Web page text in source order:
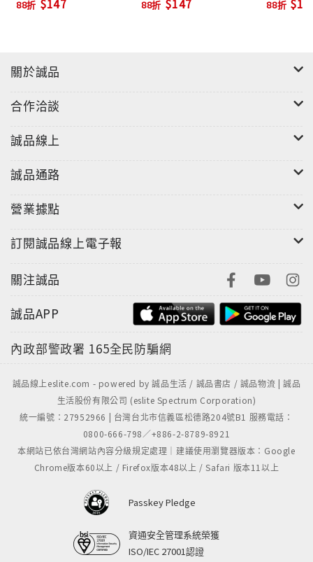
88折 88折 88折
關於誠品
合作洽談
誠品線上
誠品通路
營業據點
訂閱誠品線上電子報
關注誠品
誠品APP
內政部警政署 165全民防騙網
誠品線上eslite.com - powered by 誠品生活 / 誠品書店 / 誠品物流 | 誠品
生活股份有限公司 (eslite Spectrum Corporation)
統一編號：27952966 | 台灣台北市信義區松德路204號B1 服務電話：
0800-666-798／+886-2-8789-8921
本網站已依台灣網站內容分級規定處理｜建議使用瀏覽器版本：Google
Chrome版本60以上 / Firefox版本48以上 / Safari 版本11以上
Passkey Pledge
資通安全管理系統榮獲
ISO/IEC 27001認證